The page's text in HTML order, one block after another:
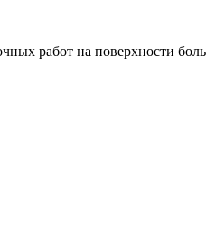
работ на поверхности